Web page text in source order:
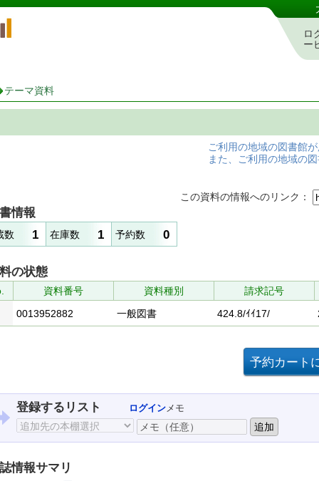
岡山県立図書館 蔵書検索・予約システム
ロ
ー
テーマ資料
ご利用の地域の図書館
また、ご利用の地域の
この資料の情報へのリンク：
情報
数 1 在庫数 1 予約数 0
の状態
資料番号 資料種別
請求記号
0013952882
一般図書 424.8/ｲｲ17/
登録するリスト ログインメモ
情報サマリ